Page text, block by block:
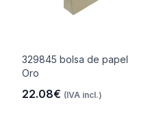
329845 bolsa de papel
Oro
22.08€ (IVA incl.)